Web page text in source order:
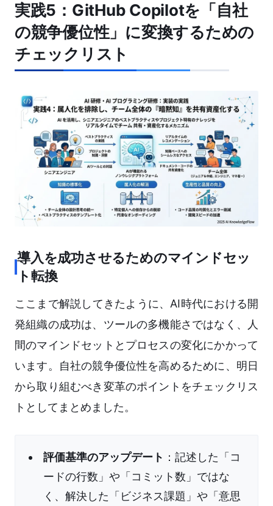
実践5：GitHub Copilotを「自社
の競争優位性」に変換するための
チェックリスト
導入を成功させるためのマインドセッ
ト転換
ここまで解説してきたように、AI時代における開
発組織の成功は、ツールの多機能さではなく、人
間のマインドセットとプロセスの変化にかかって
います。自社の競争優位性を高めるために、明日
から取り組むべき変革のポイントをチェックリス
トとしてまとめました。
評価基準のアップデート ：記述した「コ
ードの行数」や「コミット数」ではな
く、解決した「ビジネス課題」や「意思